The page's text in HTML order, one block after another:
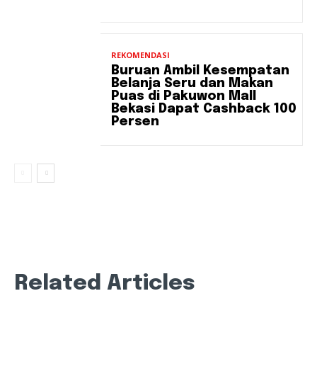
REKOMENDASI
Buruan Ambil Kesempatan
Belanja Seru dan Makan
Puas di Pakuwon Mall
Bekasi Dapat Cashback 100
Persen
Related Articles